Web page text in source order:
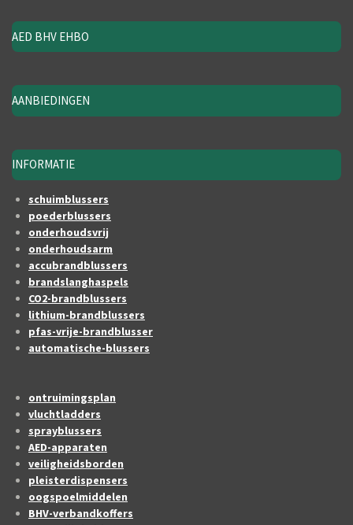
AED BHV EHBO
AANBIEDINGEN
INFORMATIE
schuimblussers
poederblussers
onderhoudsvrij
onderhoudsarm
accubrandblussers
brandslanghaspels
CO2-brandblussers
lithium-brandblussers
pfas-vrije-brandblusser
automatische-blussers
ontruimingsplan
vluchtladders
sprayblussers
AED-apparaten
veiligheidsborden
pleisterdispensers
oogspoelmiddelen
BHV-verbandkoffers